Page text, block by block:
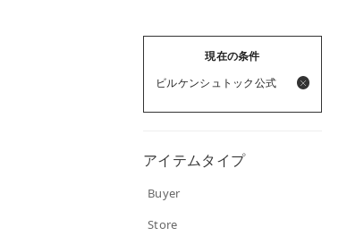
現在の条件
ビルケンシュトック公式
アイテムタイプ
Buyer
Store